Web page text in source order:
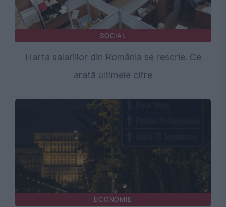
SOCIAL
Harta salariilor din România se rescrie. Ce
arată ultimele cifre
ECONOMIE